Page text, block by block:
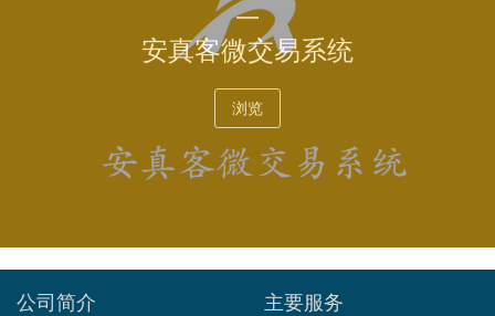
安真客微交易系统
浏览
公司简介 主要服务